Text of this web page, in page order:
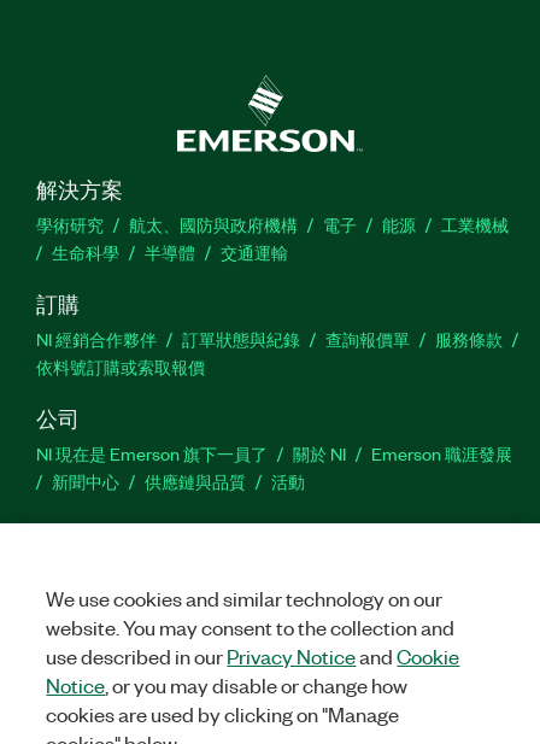
解決方案
學術研究 航太、國防與政府機構 電子 能源
工業機械
生命科學
半導體 交通運輸
訂購
NI 經銷合作夥伴 訂單狀態與紀錄 查詢報價單
服務條款
依料號訂購或索取報價
公司
NI 現在是 Emerson 旗下一員了 關於 NI
Emerson 職涯發展
新聞中心
供應鏈與品質 活動
支援
站建議
TwitterFacebook
We use cookies and similar technology on our
website. You may consent to the collection and
use described in ourPrivacy NoticeandCookie
Notice , or you may disable or change how
cookies are used by clicking on "Manage